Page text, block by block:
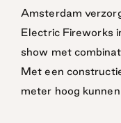
Amsterdam
Electric Fireworks
show met
Met een
meter hoog